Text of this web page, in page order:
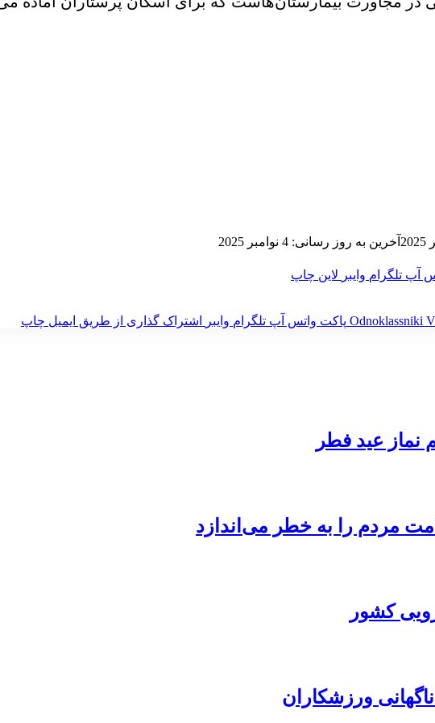
آخرین به روز رسانی: 4 نوامبر 2025
آپ تلگرام وایبر لاین چاپ
‫Odnoklassniki پاکت واتس آپ تلگرام وایبر اشتراک گذاری از طریق ایمیل چاپ
نماز عید فطر
مردم را به خطر می‌اندازد
ورزشکاران